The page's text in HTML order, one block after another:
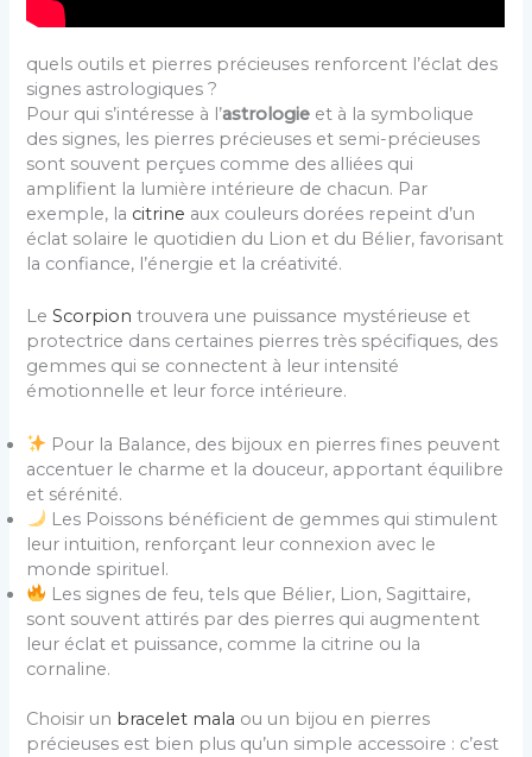
quels outils et pierres précieuses renforcent l’éclat des
signes astrologiques ?
Pour qui s’intéresse à l’astrologie et à la symbolique
des signes, les pierres précieuses et semi-précieuses
sont souvent perçues comme des alliées qui
amplifient la lumière intérieure de chacun. Par
exemple, la citrine aux couleurs dorées repeint d’un
éclat solaire le quotidien du Lion et du Bélier, favorisant
la confiance, l’énergie et la créativité.
LeScorpion trouvera une puissance mystérieuse et
protectrice dans certaines pierres très spécifiques, des
gemmes qui se connectent à leur intensité
émotionnelle et leur force intérieure.
Pour la Balance, des bijoux en pierres fines peuvent
accentuer le charme et la douceur, apportant équilibre
et sérénité.
Les Poissons bénéficient de gemmes qui stimulent
leur intuition, renforçant leur connexion avec le
monde spirituel.
Les signes de feu, tels que Bélier, Lion, Sagittaire,
sont souvent attirés par des pierres qui augmentent
leur éclat et puissance, comme la citrine ou la
cornaline.
Choisir un bracelet mala ou un bijou en pierres
précieuses est bien plus qu’un simple accessoire : c’est